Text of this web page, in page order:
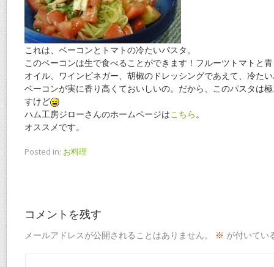
これは、ベーコンとトマトの冷たいパスタ。
このベーコンは生で食べることができます！フルーツトマトと
オイル、ワインビネガー、胡椒のドレッシングであえて、冷た
ベーコンが実に香り高くておいしいの。だから、このパスタは
すけど
ハム工房ジローさんのホームページはこちら。
オススメです。
Posted in: お料理
コメントを残す
メールアドレスが公開されることはありません。 ※ が付いてい